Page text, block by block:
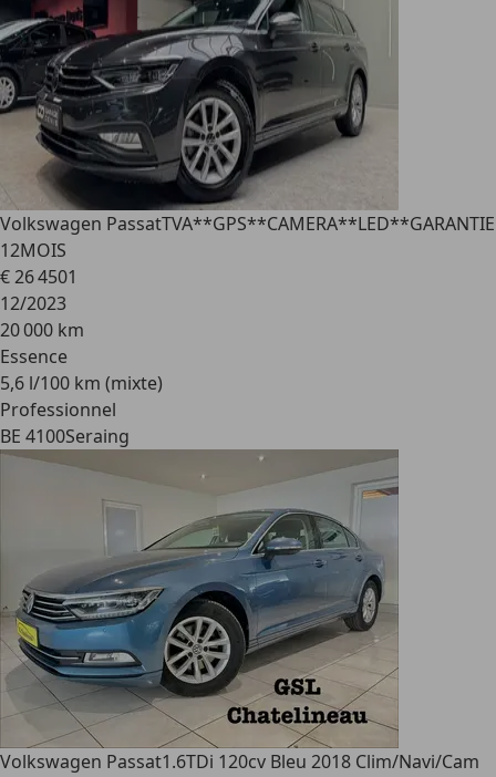
Volkswagen PassatTVA**GPS**CAMERA**LED**GARANTIE
12MOIS
€ 26 4501
12/2023
20 000 km
Essence
5,6 l/100 km (mixte)
Professionnel
BE 4100Seraing
Volkswagen Passat1.6TDi 120cv Bleu 2018 Clim/Navi/Cam